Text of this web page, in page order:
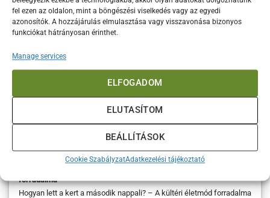
fel ezen az oldalon, mint a böngészési viselkedés vagy az egyedi
azonosítók. A hozzájárulás elmulasztása vagy visszavonása bizonyos
funkciókat hátrányosan érinthet.
Manage services
ELFOGADOM
ELUTASÍTOM
BEÁLLÍTÁSOK
Cookie SzabályzatAdatkezelési tájékoztató
forradalma
Hogyan lett a kert a második nappali? – A kültéri életmód forradalma